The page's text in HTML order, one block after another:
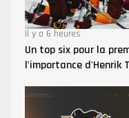
Il y a 6 heures
Un top six pour la
l'importance d'Henrik